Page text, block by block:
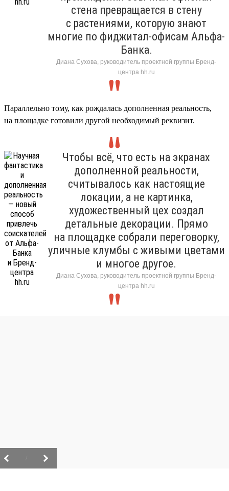
стена превращается в стену
с растениями, которую знают
многие по фиджитал-офисам Альфа-
Банка.
Диана Сухова, руководитель проектной группы Бренд-
центра hh.ru
Параллельно тому, как рождалась дополненная реальность,
на площадке готовили другой необходимый реквизит.
Чтобы всё, что есть на экранах
дополненной реальности,
считывалось как настоящие
локации, а не картинка,
художественный цех создал
детальные декорации. Прямо
на площадке собрали переговорку,
уличные клумбы с живыми цветами
и многое другое.
Диана Сухова, руководитель проектной группы Бренд-
центра hh.ru